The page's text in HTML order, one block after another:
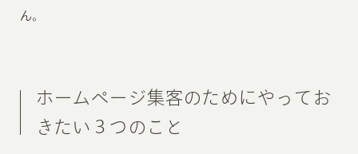
ん。
ホームページ集客のためにやってお
きたい３つのこと